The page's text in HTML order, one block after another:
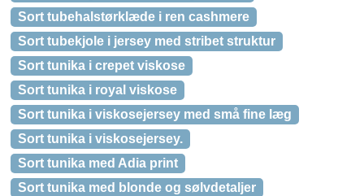
Sort tubehalstørklæde i ren cashmere
Sort tubekjole i jersey med stribet struktur
Sort tunika i crepet viskose
Sort tunika i royal viskose
Sort tunika i viskosejersey med små fine læg
Sort tunika i viskosejersey.
Sort tunika med Adia print
Sort tunika med blonde og sølvdetaljer